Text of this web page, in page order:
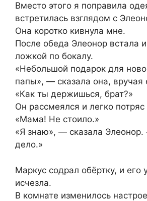
Вместо этого я поправила
встретилась взглядом с
Она коротко кивнула мне.
После обеда Элеонор встала
ложкой по бокалу.
«Небольшой подарок для
папы», — сказала она, вручая
«Как ты держишься, брат?»
Он рассмеялся и легко
«Мама! Не стоило.»
«Я знаю», — сказала
дело.»
Маркус содрал обёртку, и его
исчезла.
В комнате изменилось